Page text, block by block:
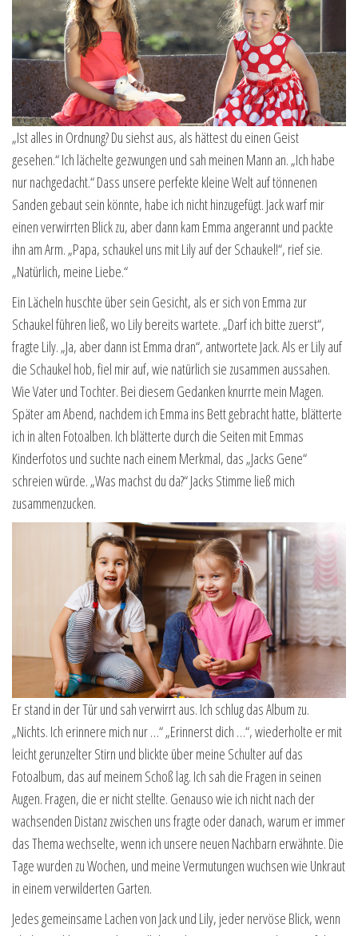
„Ist alles in Ordnung? Du siehst aus, als hättest du einen Geist
gesehen.“ Ich lächelte gezwungen und sah meinen Mann an. „Ich habe
nur nachgedacht.“ Dass unsere perfekte kleine Welt auf tönnenen
Sanden gebaut sein könnte, habe ich nicht hinzugefügt. Jack warf mir
einen verwirrten Blick zu, aber dann kam Emma angerannt und packte
ihn am Arm. „Papa, schaukel uns mit Lily auf der Schaukel!“, rief sie.
„Natürlich, meine Liebe.“
Ein Lächeln huschte über sein Gesicht, als er sich von Emma zur
Schaukel führen ließ, wo Lily bereits wartete. „Darf ich bitte zuerst“,
fragte Lily. „Ja, aber dann ist Emma dran“, antwortete Jack. Als er Lily auf
die Schaukel hob, fiel mir auf, wie natürlich sie zusammen aussahen.
Wie Vater und Tochter. Bei diesem Gedanken knurrte mein Magen.
Später am Abend, nachdem ich Emma ins Bett gebracht hatte, blätterte
ich in alten Fotoalben. Ich blätterte durch die Seiten mit Emmas
Kinderfotos und suchte nach einem Merkmal, das „Jacks Gene“
schreien würde. „Was machst du da?“ Jacks Stimme ließ mich
zusammenzucken.
Er stand in der Tür und sah verwirrt aus. Ich schlug das Album zu.
„Nichts. Ich erinnere mich nur …“ „Erinnerst dich …“, wiederholte er mit
leicht gerunzelter Stirn und blickte über meine Schulter auf das
Fotoalbum, das auf meinem Schoß lag. Ich sah die Fragen in seinen
Augen. Fragen, die er nicht stellte. Genauso wie ich nicht nach der
wachsenden Distanz zwischen uns fragte oder danach, warum er immer
das Thema wechselte, wenn ich unsere neuen Nachbarn erwähnte. Die
Tage wurden zu Wochen, und meine Vermutungen wuchsen wie Unkraut
in einem verwilderten Garten.
Jedes gemeinsame Lachen von Jack und Lily, jeder nervöse Blick, wenn